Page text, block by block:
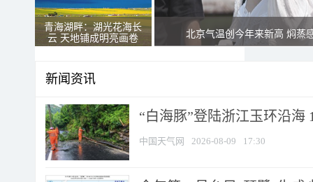
青海湖畔：湖光花海长
云 天地铺成明亮画卷
北京气温创今年来新高 焖蒸
新闻资讯
“白海豚”登陆浙江玉环沿海
中国天气网 2026-08-09 17:30